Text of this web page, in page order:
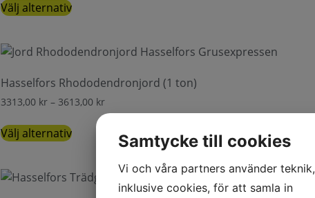
Välj alternativ
Hasselfors Rhododendronjord (1 ton)
3313,00 kr – 3613,00 kr
Välj alternativ Samtycke till cookies
Vi och våra partners använder teknik,
inklusive cookies, för att samla in